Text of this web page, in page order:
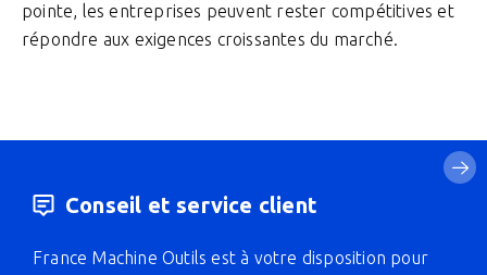
pointe, les entreprises peuvent rester compétitives et
répondre aux exigences croissantes du marché.
Conseil et service client
France Machine Outils est à votre disposition pour